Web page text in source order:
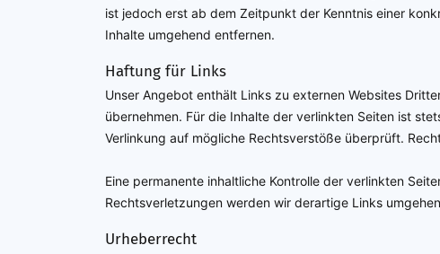
ist jedoch erst ab dem Zeitpunkt der Kenntnis einer
Inhalte umgehend entfernen.
Haftung für Links
Unser Angebot enthält Links zu externen Websites
übernehmen. Für die Inhalte der verlinkten Seiten ist
Verlinkung auf mögliche Rechtsverstöße überprüft.
Eine permanente inhaltliche Kontrolle der verlinkten
Rechtsverletzungen werden wir derartige Links
Urheberrecht